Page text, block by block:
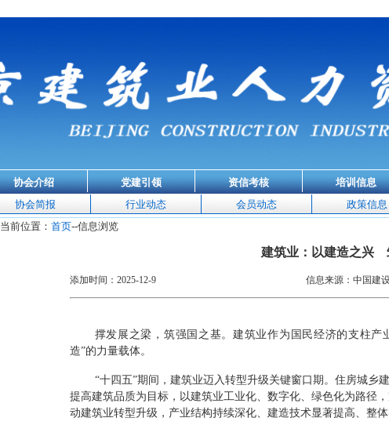
协会介绍 党建引领 资信考核 培训信息
协会简报 行业动态 会员动态 政策信息
当前位置： 首页--信息浏览
建筑业：以建造之兴
添加时间：2025-12-9 信息来源：中国建
撑发展之梁，筑强国之基。建筑业作为国民经济的支柱
造”的力量载体。
“十四五”期间，建筑业迈入转型升级关键窗口期。住房城乡
提高建筑品质为目标，以建筑业工业化、数字化、绿色化为路径
动建筑业转型升级，产业结构持续深化、建造技术显著提高、整体